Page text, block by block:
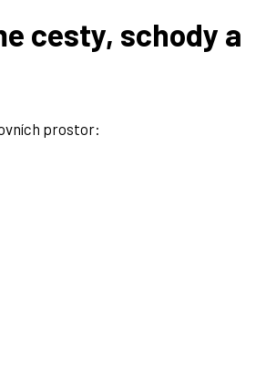
cesty, schody a
prostor: